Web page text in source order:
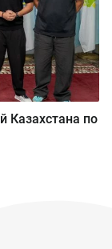
Казахстана по